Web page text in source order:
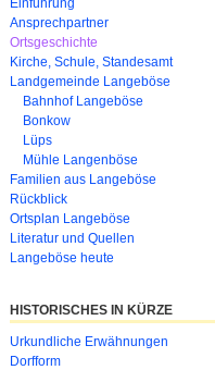
überspringen
Einführung
Ansprechpartner
Ortsgeschichte
Kirche, Schule, Standesamt
Landgemeinde Langeböse
Bahnhof Langeböse
Bonkow
Lüps
Mühle Langenböse
Familien aus Langeböse
Rückblick
Ortsplan Langeböse
Literatur und Quellen
Langeböse heute
HISTORISCHES IN KÜRZE
Urkundliche Erwähnungen
Dorfform